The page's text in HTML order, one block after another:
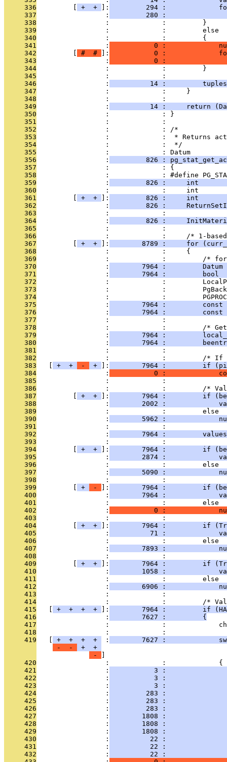
     336
+ + ]:
294 :
     337
                 :
280 :
     338
                 :             :         }
     339
                 :             :         else
     340
                 :             :         {
     341
                 :
0 :
     342
# # ]:
0 :
     343
                 :
0 :
     344
                 :             :         }
     345
                 :             :
     346
                 :
14 :
     347
                 :             :     }
     348
                 :             :
     349
                 :
14 :     return
     350
                 :             : }
     351
                 :             :
     352
                 :             : /*
     353
:             :  * Returns
     354
                 :             :  */
     355
                 :             : Datum
     356
                 :
826 :
     357
                 :             : {
     358
:             : #define
     359
                 :
826 :     int
     360
:             :     int
     361
+ + ]:
826 :     int
     362
                 :
826 :
     363
                 :             :
     364
                 :
826 :
     365
                 :             :
     366
:             :     /* 1-
     367
+ + ]:
8789 :     for
     368
                 :             :     {
     369
:             :         /*
     370
                 :
7964 :         Datum
     371
                 :
7964 :         bool
     372
:             :
     373
:             :
     374
:             :
     375
                 :
7964 :         const
     376
                 :
7964 :         const
     377
                 :             :
     378
:             :         /*
     379
                 :
7964 :
     380
                 :
7964 :
     381
                 :             :
     382
:             :         /*
     383
+ + - + ]:
7964 :         if
     384
                 :
0 :
     385
                 :             :
     386
:             :         /*
     387
+ + ]:
7964 :         if
     388
                 :
2002 :
     389
                 :             :         else
     390
                 :
5962 :
     391
                 :             :
     392
                 :
7964 :
     393
                 :             :
     394
+ + ]:
7964 :         if
     395
                 :
2874 :
     396
                 :             :         else
     397
                 :
5090 :
     398
                 :             :
     399
+ - ]:
7964 :         if
     400
                 :
7964 :
     401
                 :             :         else
     402
                 :
0 :
     403
                 :             :
     404
+ + ]:
7964 :         if
     405
                 :
71 :
     406
                 :             :         else
     407
                 :
7893 :
     408
                 :             :
     409
+ + ]:
7964 :         if
     410
                 :
1058 :
     411
                 :             :         else
     412
                 :
6906 :
     413
                 :             :
     414
:             :         /*
     415
+ + + + ]:
7964 :         if
     416
                 :
        7627 :         {
     417
:             :
     418
                 :             :
     419
+ + + + :
7627 :
-
- +
+
-
     420
                 :             :             {
     421
                 :
3 :
     422
                 :
3 :
     423
                 :
3 :
     424
                 :
283 :
     425
                 :
283 :
     426
                 :
283 :
     427
                 :
1808 :
     428
                 :
1808 :
     429
                 :
1808 :
     430
                 :
22 :
     431
                 :
22 :
     432
                 :
22 :